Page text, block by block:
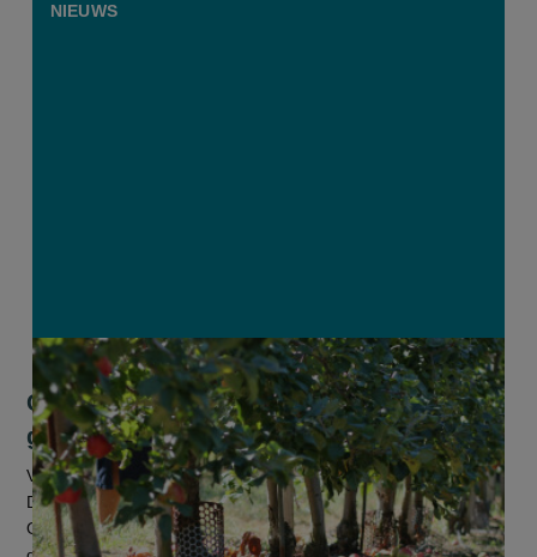
Geraken appeltelers dit jaar van hun
grote voorraad af?
Vlaamse appeltelers kampen met een grote voorraad appels.
De consumptie loopt al jaren terug en door de oorlog in
Oekraïne en het Midden-Oosten is de export stroever en de
NIEUWS